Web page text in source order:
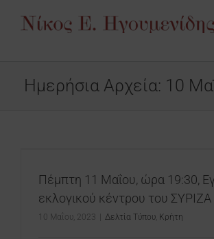
Ημερήσια Αρχεία: 10
Πέμπτη 11 Μαΐου, ώρα 19:30,
εκλογικού κέντρου του ΣΥΡΙΖΑ
10 Μαΐου, 2023 Δελτία Τύπου Κρήτη